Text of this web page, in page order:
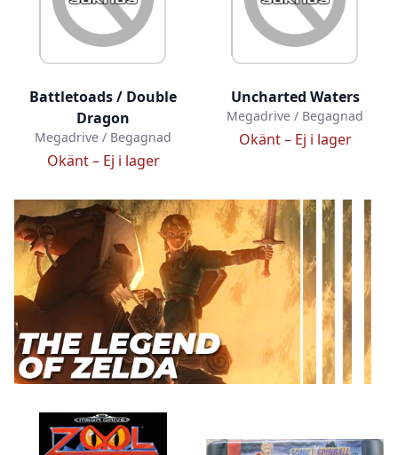
Battletoads / Double
Dragon
Megadrive / Begagnad
Okänt – Ej i lager
Uncharted Waters
Megadrive / Begagnad
Okänt – Ej i lager